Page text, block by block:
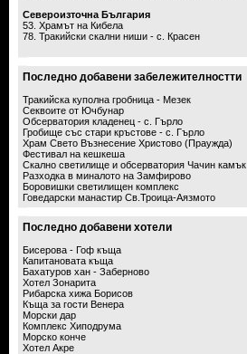
Североизточна България
53. Храмът на Кибела
78. Тракийски скални ниши - с. Красен
Последно добавени забележителностти
Тракийска куполна гробница - Мезек
Секвоите от Ючбунар
Обсерватория кладенец - с. Гърло
Гробище със стари кръстове - с. Гърло
Храм Свето Възнесение Христово (Праужда)
Фестивал на кешкеша
Скално светилище и обсерватория Чачин камък
Разходка в миналото на Замфирово
Боровишки светилищен комплекс
Говедарски манастир Св.Троица-Аязмото
Последно добавени хотели
Бисерова - Гоф къща
Капитановата къща
Бахатуров хан - Заберново
Хотел Зонарита
Рибарска хижа Борисов
Къща за гости Венера
Морски дар
Комплекс Хиподрума
Морско конче
Хотел Акре